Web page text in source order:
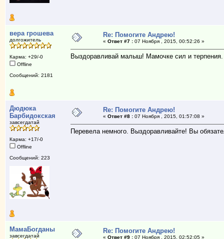
вера грошева
долгожитель
Карма: +29/-0
Offline
Сообщений: 2181
Re: Помогите Андрею!
« Ответ #7 :07 Ноября , 2015, 00:52:26 »
Выздоравливай малыш! Мамочке сил и
Дюдюка
Барбидокская
завсегдатай
Карма: +17/-0
Offline
Сообщений: 223
Re: Помогите Андрею!
« Ответ #8 :07 Ноября , 2015, 01:57:08 »
Перевела немного. Выздоравливайте! Вы
МамаБогданы
завсегдатай
Re: Помогите Андрею!
« Ответ #9 :07 Ноября , 2015, 02:52:05 »